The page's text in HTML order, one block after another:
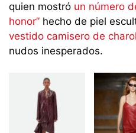
quien mostró un número
honor” hecho de piel
vestido camisero de charol
nudos inesperados.